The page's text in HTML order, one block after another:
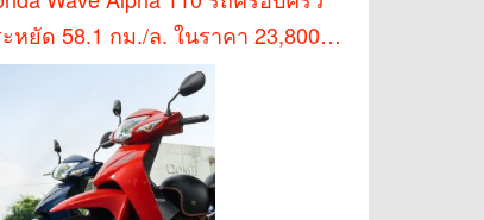
หยัด 58.1 กม./ล. ในราคา 23,800